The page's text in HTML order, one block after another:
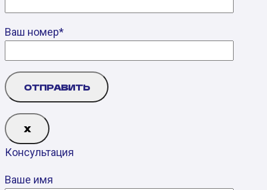
Ваш номер*
Х
Консультация
Ваше имя